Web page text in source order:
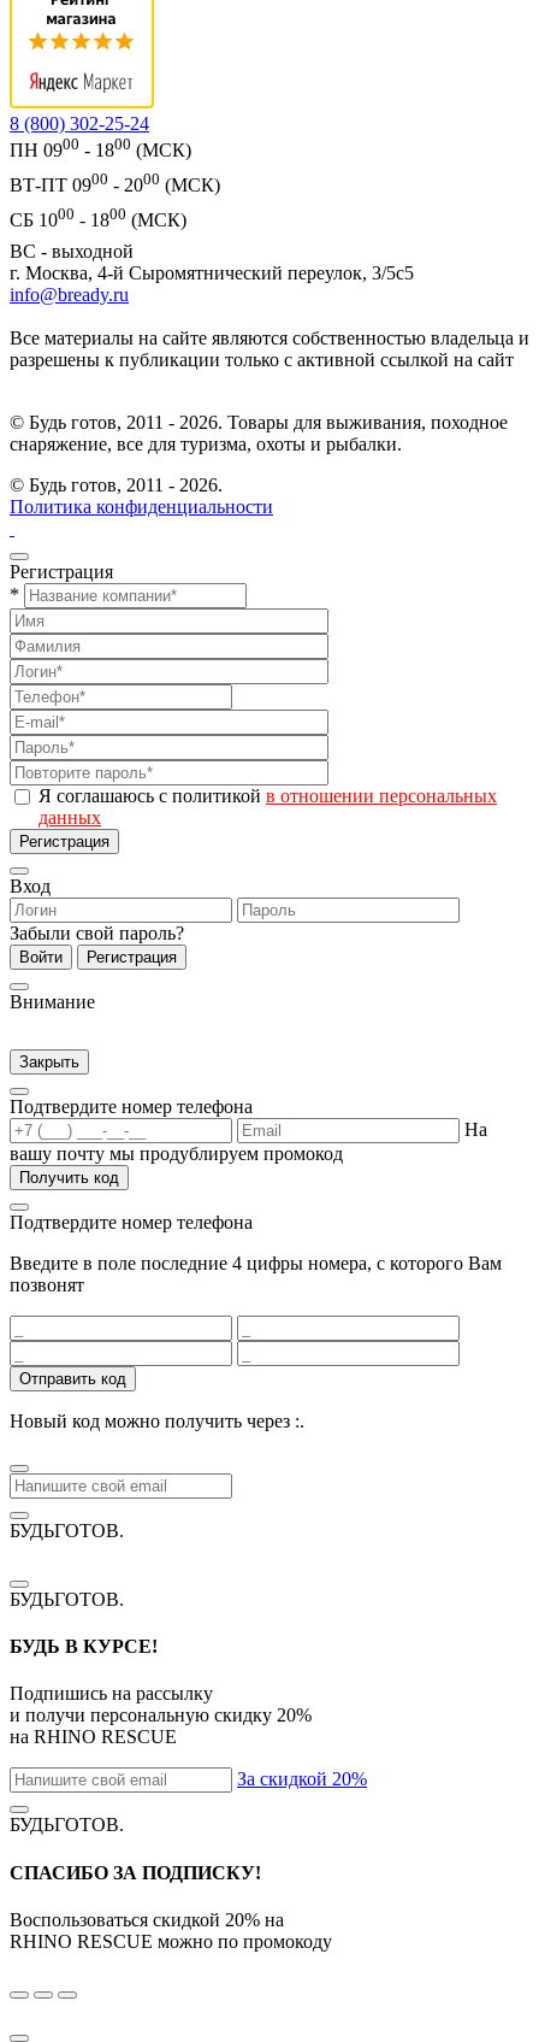
8 (800) 302-25-24
ПН 0900 - 1800 (МСК)
ВТ-ПТ 0900 - 2000 (МСК)
СБ 1000 - 1800 (МСК)
ВС - выходной
г. Москва, 4-й Сыромятнический переулок, 3/5с5
info@bready.ru
Все материалы на сайте являются собственностью владельца и
разрешены к публикации только с активной ссылкой на сайт
© Будь готов, 2011 - 2026. Товары для выживания, походное
снаряжение, все для туризма, охоты и рыбалки.
© Будь готов, 2011 - 2026.
Политика конфиденциальности
Регистрация
*
Я соглашаюсь с политикой в отношении персональных
данных
Регистрация
Вход
Забыли свой пароль?
Войти Регистрация
Внимание
Закрыть
Подтвердите номер телефона
На
вашу почту мы продублируем промокод
Получить код
Подтвердите номер телефона
Введите в поле последние 4 цифры номера, с которого Вам
позвонят
Отправить код
Новый код можно получить через :.
БУДЬГОТОВ.
БУДЬГОТОВ.
БУДЬ В КУРСЕ!
Подпишись на рассылку
и получи персональную скидку 20%
на RHINO RESCUE
За скидкой 20%
БУДЬГОТОВ.
СПАСИБО ЗА ПОДПИСКУ!
Воспользоваться скидкой 20% на
RHINO RESCUE можно по промокоду